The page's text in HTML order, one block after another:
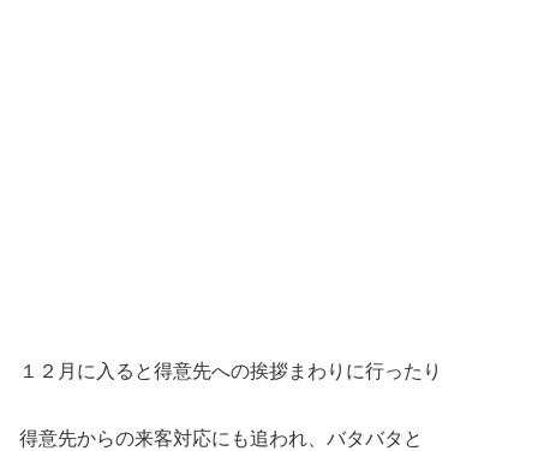
１２月に入ると得意先への挨拶まわりに行ったり
得意先からの来客対応にも追われ、バタバタと